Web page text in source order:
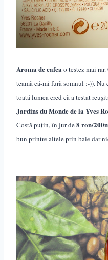
Aroma de cafea o testez mai
teamă că-mi fură somnul :-)). Nu
toată lumea cred că a testat
Jardins du Monde de la Yves
Costă puțin, în jur de8 ron/
bun printre altele prin baie dar